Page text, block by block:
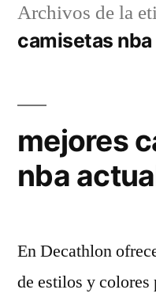
Archivos de la
camisetas
mejores
nba
En Decathlon
de estilos y colores